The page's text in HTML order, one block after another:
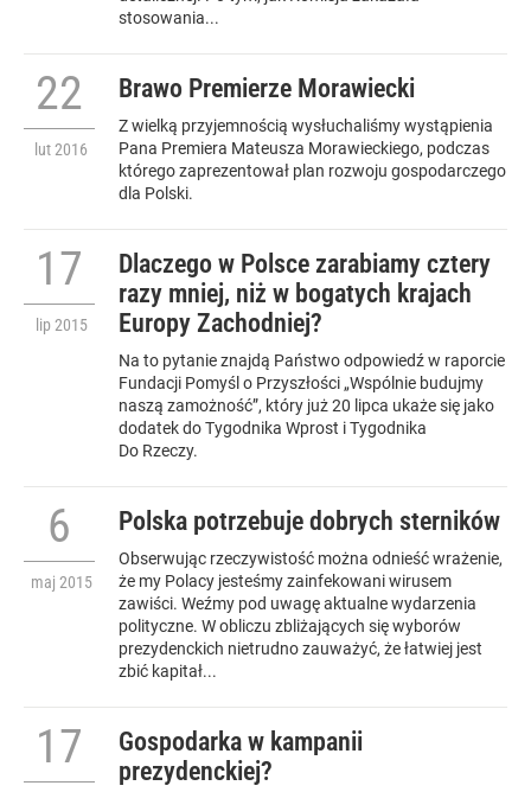
stosowania...
Brawo Premierze Morawiecki
22
lut2016
Z wielką przyjemnością wysłuchaliśmy wystąpienia
Pana Premiera Mateusza Morawieckiego, podczas
którego zaprezentował plan rozwoju gospodarczego
dla Polski.
Dlaczego w Polsce zarabiamy cztery
razy mniej, niż w bogatych krajach
Europy Zachodniej?
17
lip 2015
Na to pytanie znajdą Państwo odpowiedź w raporcie
Fundacji Pomyśl o Przyszłości „Wspólnie budujmy
naszą zamożność”, który już 20 lipca ukaże się jako
dodatek do Tygodnika Wprost i Tygodnika
Do Rzeczy.
Polska potrzebuje dobrych sterników
6
maj 2015
Obserwując rzeczywistość można odnieść wrażenie,
że my Polacy jesteśmy zainfekowani wirusem
zawiści. Weźmy pod uwagę aktualne wydarzenia
polityczne. W obliczu zbliżających się wyborów
prezydenckich nietrudno zauważyć, że łatwiej jest
zbić kapitał...
Gospodarka w kampanii
prezydenckiej?
17